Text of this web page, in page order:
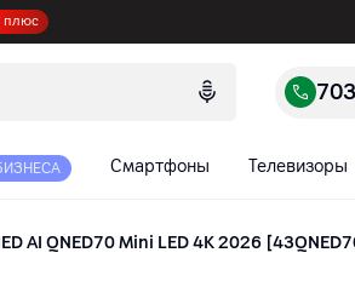
плюс
Смартфоны Телевизоры
AI QNED70 Mini LED 4K 2026